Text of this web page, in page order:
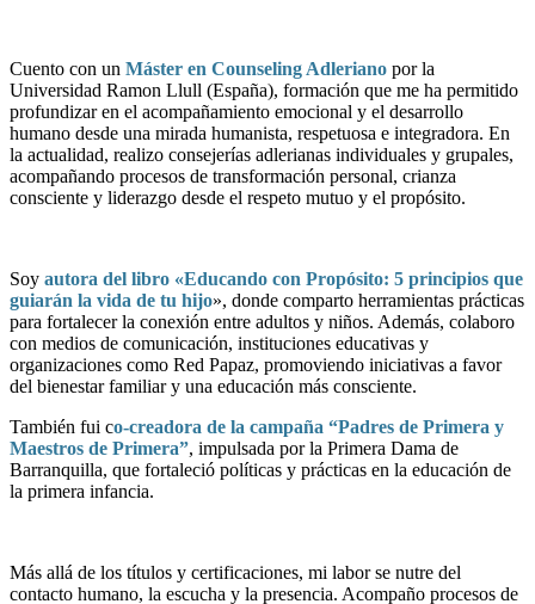
Cuento con un Máster en Counseling Adleriano por la
Universidad Ramon Llull (España), formación que me ha permitido
profundizar en el acompañamiento emocional y el desarrollo
humano desde una mirada humanista, respetuosa e integradora. En
la actualidad, realizo consejerías adlerianas individuales y grupales,
acompañando procesos de transformación personal, crianza
consciente y liderazgo desde el respeto mutuo y el propósito.
Soy autora del libro «Educando con Propósito: 5 principios que
guiarán la vida de tu hijo», donde comparto herramientas prácticas
para fortalecer la conexión entre adultos y niños. Además, colaboro
con medios de comunicación, instituciones educativas y
organizaciones como Red Papaz, promoviendo iniciativas a favor
del bienestar familiar y una educación más consciente.
También fui co-creadora de la campaña “Padres de Primera y
Maestros de Primera”, impulsada por la Primera Dama de
Barranquilla, que fortaleció políticas y prácticas en la educación de
la primera infancia.
Más allá de los títulos y certificaciones, mi labor se nutre del
contacto humano, la escucha y la presencia. Acompaño procesos de